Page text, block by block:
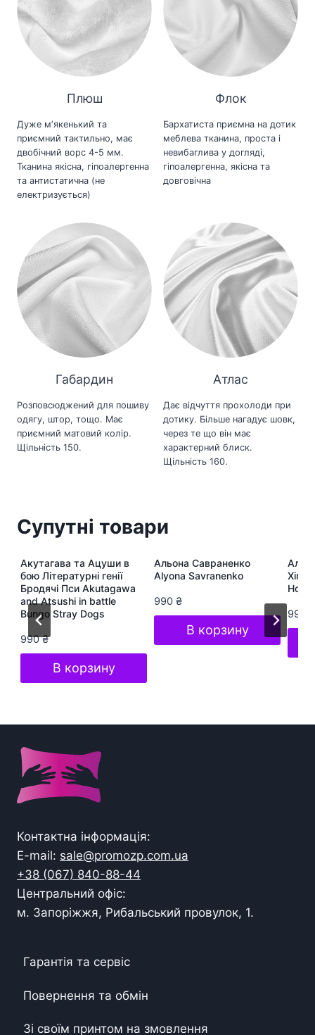
Плюш
Дуже мʼякенький та
приємний тактильно, має
двобічний ворс 4-5 мм.
Тканина якісна, гіпоалергенна
та антистатична (не
електризується)
Флок
Бархатиста приємна на дотик
меблева тканина, проста і
невибаглива у догляді,
гіпоалергенна, якісна та
довговічна
Габардин
Розповсюджений для пошиву
одягу, штор, тощо. Має
приємний матовий колір.
Щільність 150.
Атлас
Дає відчуття прохолоди при
дотику. Більше нагадує шовк,
через те що він має
характерний блиск.
Щільність 160.
Супутні товари
Акутагава та Ацуши в
бою Літературні генії
Бродячі Пси Akutagawa
and Atsushi in battle
Bungo Stray Dogs
990₴
В корзину
Альона Савраненко
Alyona Savranenko
990 ₴
В корзину
Хіп-
Hop
990
Контактна інформація:
E-mail: sale@promozp.com.ua
+38 (067) 840-88-44
Центральний офіс:
м. Запоріжжя, Рибальський провулок, 1.
Гарантія та сервіс
Повернення та обмін
Зі своїм принтом на змовлення